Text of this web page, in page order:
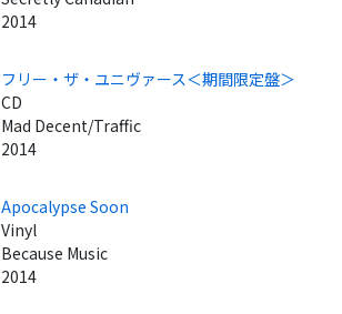
2014
フリー・ザ・ユニヴァース＜期間限定盤＞
CD
Mad Decent/Traffic
2014
Apocalypse Soon
Vinyl
Because Music
2014